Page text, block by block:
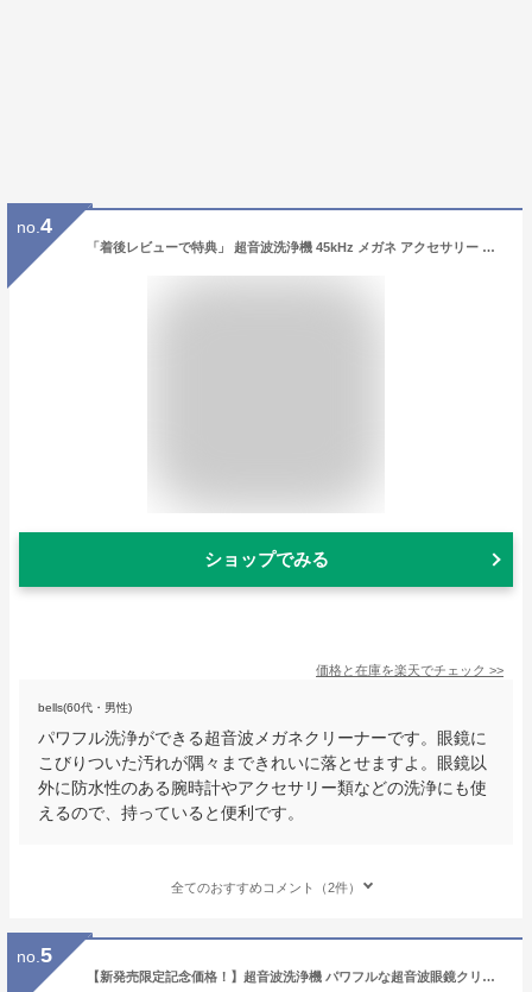
no. 4
「着後レビューで特典」 超音波洗浄機 45kHz メガネ アクセサリー 時計 眼鏡 入れ歯 パワフル洗浄 メガネクリーナー 眼鏡用洗浄機
ショップでみる
価格と在庫を楽天でチェック >>
bells(60代・男性)
パワフル洗浄ができる超音波メガネクリーナーです。眼鏡に
こびりついた汚れが隅々まできれいに落とせますよ。眼鏡以
外に防水性のある腕時計やアクセサリー類などの洗浄にも使
えるので、持っていると便利です。
全てのおすすめコメント（2件）
no. 5
【新発売限定記念価格！】超音波洗浄機 パワフルな超音波眼鏡クリーナー 3ギア洗浄機 45 000Hz アクセサリー 腕時計 入れ歯 メガネ 貴金属 超音波クリーナー メガネ洗浄器 家庭用 洗う 印 超音波高周波振動クリーナー